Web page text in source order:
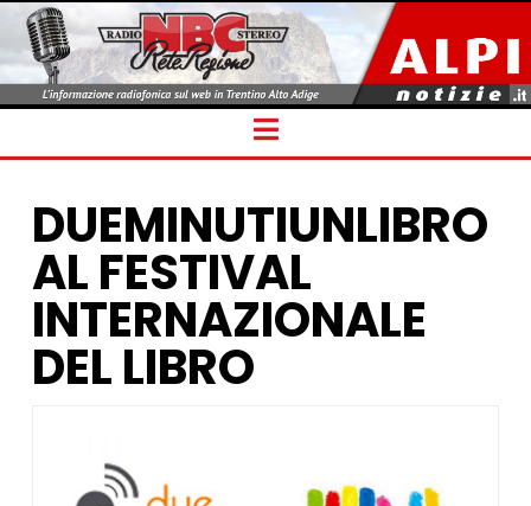
Navigation
DUEMINUTIUNLIBRO
AL FESTIVAL
INTERNAZIONALE
DEL LIBRO